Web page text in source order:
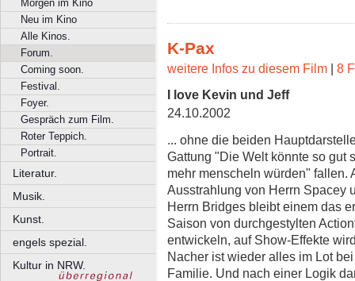
Morgen im Kino
Neu im Kino
Alle Kinos.
Forum.
Coming soon.
Festival.
Foyer.
Gespräch zum Film.
Roter Teppich.
Portrait.
Literatur.
Musik.
Kunst.
engels spezial.
Kultur in NRW.
K-Pax
weitere Infos zu diesem Film | 8
I love Kevin und Jeff
24.10.2002
... ohne die beiden
Gattung "Die Welt könnte so gut
mehr menscheln würden" fallen.
Ausstrahlung von Herrn Spacey
Herrn Bridges bleibt einem das
Saison von durchgestylten
entwickeln, auf Show-Effekte
Nacher ist wieder alles im Lot
Familie. Und nach einer Logik